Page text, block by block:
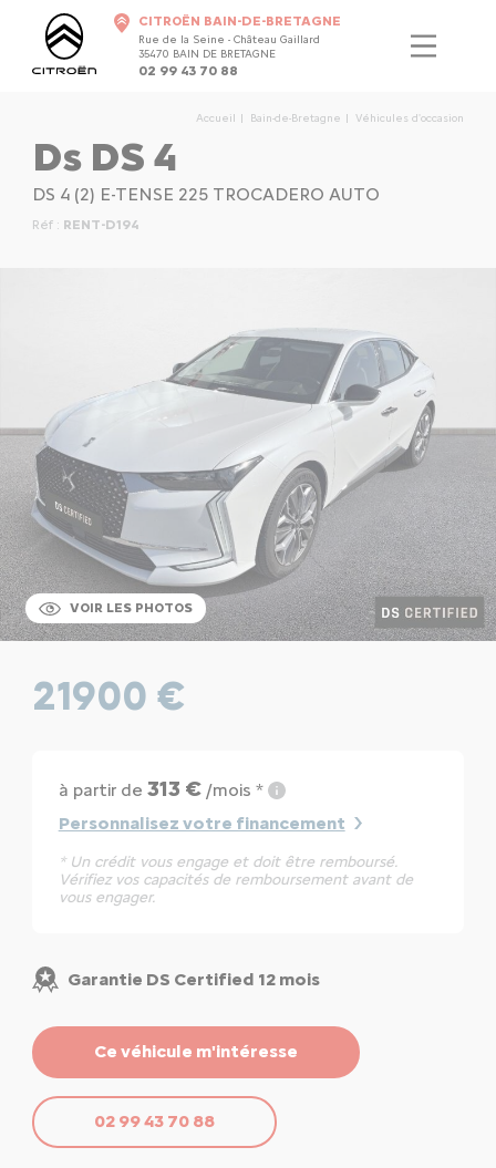
CITROËN BAIN-DE-BRETAGNE
Rue de la Seine - Château Gaillard
35470 BAIN DE BRETAGNE
02 99 43 70 88
Accueil Bain-de-Bretagne Véhicules d'occasion
Ds DS 4
DS 4 (2) E-TENSE 225 TROCADERO AUTO
Réf : RENT-D194
VOIR LES PHOTOS
21900 €
à partir de 313 €/mois *
Personnalisez votre financement
* Un crédit vous engage et doit être remboursé.
Vérifiez vos capacités de remboursement avant de
vous engager.
Garantie DS Certified 12 mois
Ce véhicule m'intéresse
02 99 43 70 88